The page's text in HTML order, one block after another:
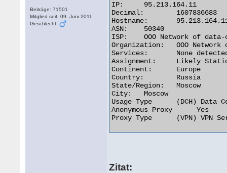
Beiträge: 71501
Mitglied seit: 09. Juni 2011
Geschlecht:
IP:	95.213.164.11
Decimal:	1607836683
Hostname:	95.213.164.11
ASN:	50340
ISP:	OOO Network of data-centers Selectel
Organization:	OOO Network of data-centers Selectel
Services:	None detected
Assignment:	Likely Static IP
Continent:	Europe
Country:	Russia
State/Region:	Moscow
City:	Moscow
Usage Type      (DCH) Data
Anonymous Proxy      Yes
Proxy Type      (VPN) VPN
Zitat: